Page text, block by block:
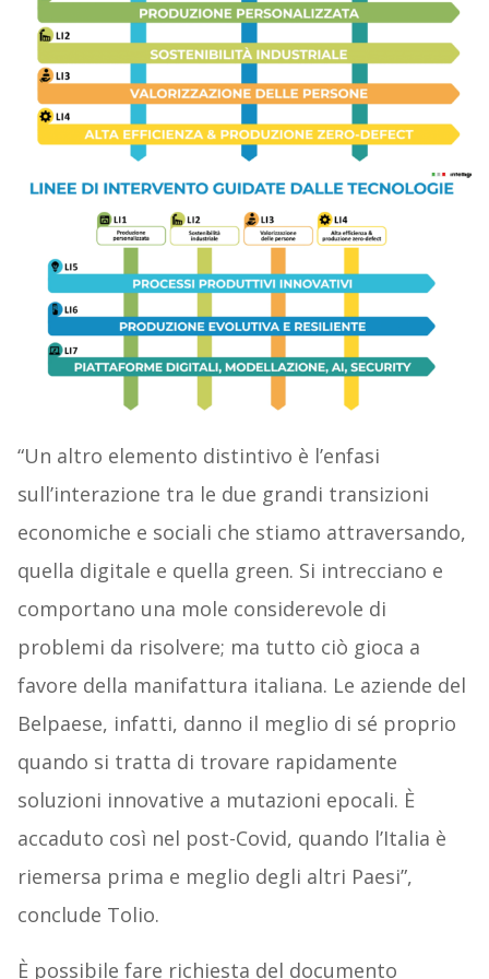
“Un altro elemento distintivo è l’enfasi
sull’interazione tra le due grandi transizioni
economiche e sociali che stiamo attraversando,
quella digitale e quella green. Si intrecciano e
comportano una mole considerevole di
problemi da risolvere; ma tutto ciò gioca a
favore della manifattura italiana. Le aziende del
Belpaese, infatti, danno il meglio di sé proprio
quando si tratta di trovare rapidamente
soluzioni innovative a mutazioni epocali. È
accaduto così nel post-Covid, quando l’Italia è
riemersa prima e meglio degli altri Paesi”,
conclude Tolio.
È possibile fare richiesta del documento